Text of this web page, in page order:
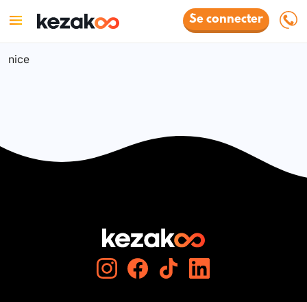
Se connecter
nice